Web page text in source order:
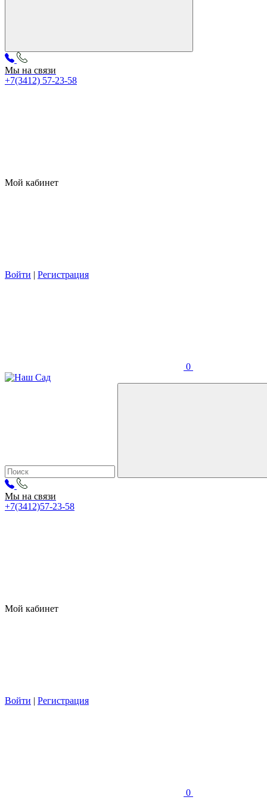
Мы на связи
+7(3412) 57-23-58
Мой кабинет
Войти | Регистрация
0
Мы на связи
+7(3412)57-23-58
Мой кабинет
Войти | Регистрация
0